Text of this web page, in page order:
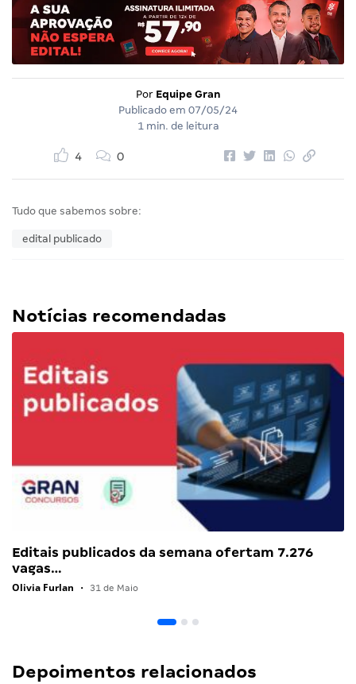
Por Equipe Gran
Publicado em 07/05/24
1 min. de leitura
4 0
Tudo que sabemos sobre:
edital publicado
Notícias recomendadas
Editais publicados da semana ofertam 7.276
vagas…
Olivia Furlan • 31 de Maio
Depoimentos relacionados